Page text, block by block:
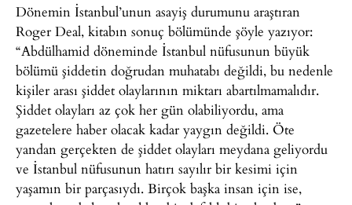
Dönemin İstanbul’unun asayiş durumunu araştıran
Roger Deal, kitabın sonuç bölümünde şöyle yazıyor:
“Abdülhamid döneminde İstanbul nüfusunun büyük
bölümü şiddetin doğrudan muhatabı değildi, bu nedenle
kişiler arası şiddet olaylarının miktarı abartılmamalıdır.
Şiddet olayları az çok her gün olabiliyordu, ama
gazetelere haber olacak kadar yaygın değildi. Öte
yandan gerçekten de şiddet olayları meydana geliyordu
ve İstanbul nüfusunun hatırı sayılır bir kesimi için
yaşamın bir parçasıydı. Birçok başka insan için ise,